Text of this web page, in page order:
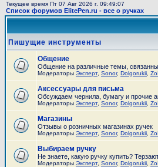
Текущее время Пт 07 Авг 2026 г. 09:49:07
Список форумов ElitePen.ru - все о ручках
Пишущие инструменты
Общение
Общение на различные темы,
Модераторы Эксперт, Sonor, Dolgorukii
Аксессуары для письма
Обсуждаем чернила, бумагу и прочие
Модераторы Эксперт, Sonor, Dolgorukii
Магазины
Отзывы о розничных магазинах ручек
Модераторы Эксперт, Sonor, Dolgorukii
Выбираем ручку
Не знаете, какую ручку купить?
Модераторы Эксперт, Sonor, Dolgorukii